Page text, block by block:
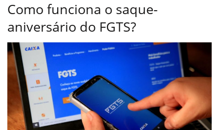
Como funciona o saque-
aniversário do FGTS?